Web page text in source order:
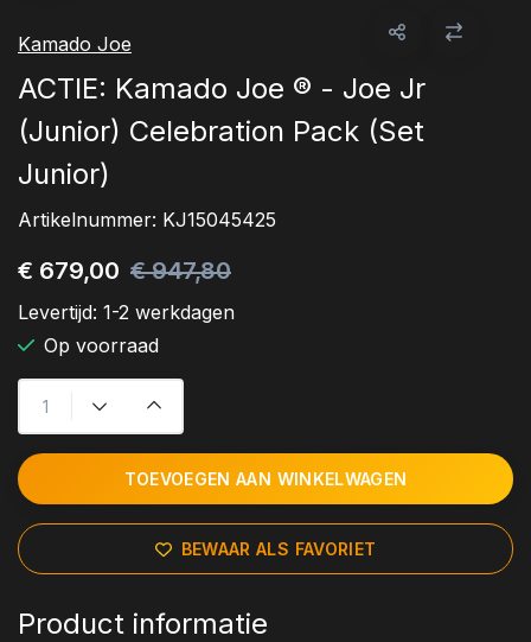
Kamado Joe
ACTIE: Kamado Joe ® - Joe Jr
(Junior) Celebration Pack (Set
Junior)
Artikelnummer: KJ15045425
€ 679,00 € 947,80
Levertijd: 1-2 werkdagen
Op voorraad
TOEVOEGEN AAN WINKELWAGEN
BEWAAR ALS FAVORIET
Product informatie